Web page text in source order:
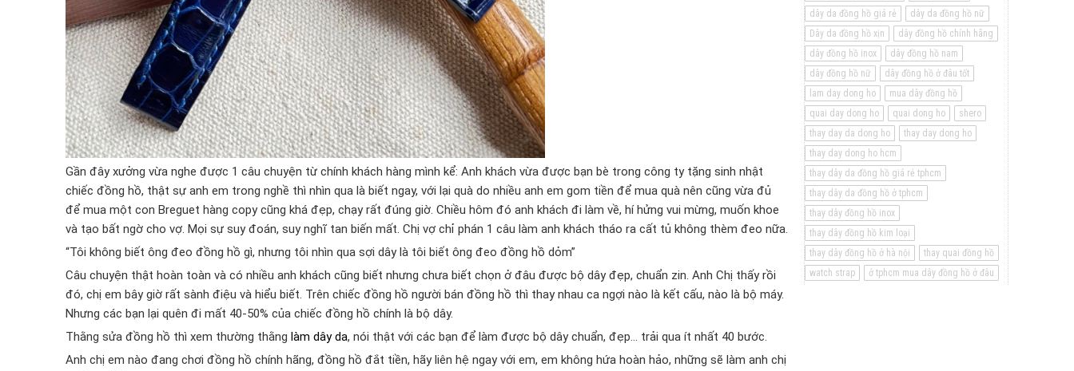
Gần đây xưởng vừa nghe được 1 câu chuyện từ chính khách hàng mình kể: Anh khách vừa được bạn bè trong công ty tặng sinh nhật
chiếc đồng hồ, thật sự anh em trong nghề thì nhìn qua là biết ngay, với lại quà do nhiều anh em gom tiền để mua quà nên cũng vừa đủ
để mua một con Breguet hàng copy cũng khá đẹp, chạy rất đúng giờ. Chiều hôm đó anh khách đi làm về, hí hửng vui mừng, muốn khoe
và tạo bất ngờ cho vợ. Mọi sự suy đoán, suy nghĩ tan biến mất. Chị vợ chỉ phán 1 câu làm anh khách tháo ra cất tủ không thèm đeo nữa.
“Tôi không biết ông đeo đồng hồ gì, nhưng tôi nhìn qua sợi dây là tôi biết ông đeo đồng hồ dỏm”
Câu chuyện thật hoàn toàn và có nhiều anh khách cũng biết nhưng chưa biết chọn ở đâu được bộ dây đẹp, chuẩn zin. Anh Chị thấy rồi
đó, chị em bây giờ rất sành điệu và hiểu biết. Trên chiếc đồng hồ người bán đồng hồ thì thay nhau ca ngợi nào là kết cấu, nào là bộ máy.
Nhưng các bạn lại quên đi mất 40-50% của chiếc đồng hồ chính là bộ dây.
Thằng sửa đồng hồ thì xem thường thằng làm dây da, nói thật với các bạn để làm được bộ dây chuẩn, đẹp… trải qua ít nhất 40 bước.
Anh chị em nào đang chơi đồng hồ chính hãng, đồng hồ đắt tiền, hãy liên hệ ngay với em, em không hứa hoàn hảo, những sẽ làm anh chị
dây da đồng hồ giá rẻ
dây da đồng hồ nữ
Dây da đồng hồ xịn
dây đồng hồ chính hãng
dây đồng hồ inox
dây đồng hồ nam
dây đồng hồ nữ
dây đồng hồ ở đâu tốt
lam day dong ho
mua dây đồng hồ
quai day dong ho
quai dong ho
shero
thay day da dong ho
thay day dong ho
thay day dong ho hcm
thay dây da đồng hồ giá rẻ tphcm
thay dây da đồng hồ ở tphcm
thay dây đồng hồ inox
thay dây đồng hồ kim loại
thay dây đồng hồ ở hà nội
thay quai đồng hồ
watch strap
ở tphcm mua dây đồng hồ ở đâu